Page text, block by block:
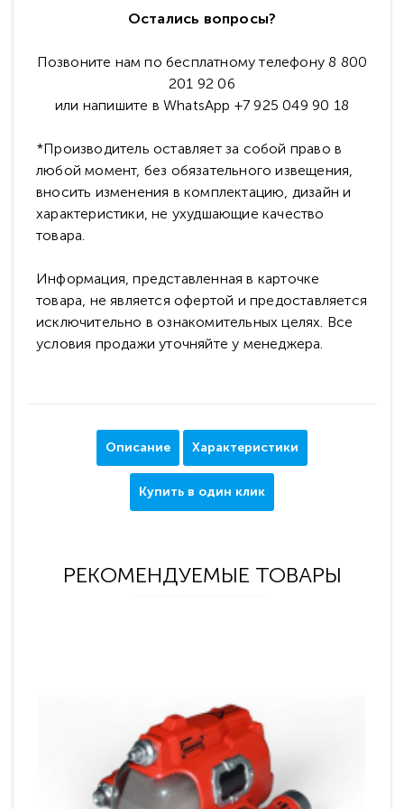
Остались вопросы?
Позвоните нам по бесплатному телефону 8 800
201 92 06
или напишите в WhatsApp +7 925 049 90 18
*Производитель оставляет за собой право в
любой момент, без обязательного извещения,
вносить изменения в комплектацию, дизайн и
характеристики, не ухудшающие качество
товара.
Информация, представленная в карточке
товара, не является офертой и предоставляется
исключительно в ознакомительных целях. Все
условия продажи уточняйте у менеджера.
Описание Характеристики
Купить в один клик
РЕКОМЕНДУЕМЫЕ ТОВАРЫ